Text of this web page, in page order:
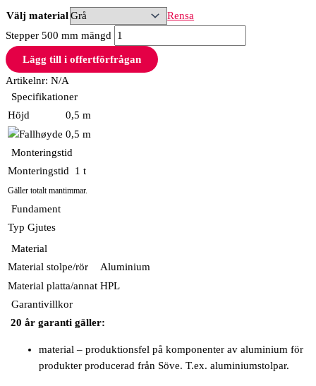
Välj material
Rensa
Stepper 500 mm mängd
Lägg till i offertförfrågan
Artikelnr: N/A
Specifikationer
Höjd
0,5 m
0,5 m
Monteringstid
Monteringstid
1 t
Gäller totalt mantimmar.
Fundament
Typ Gjutes
Material
Material stolpe/rör
Aluminium
Material platta/annat HPL
Garantivillkor
20 år garanti gäller:
material – produktionsfel på komponenter av aluminium för
produkter producerad från Söve. T.ex. aluminiumstolpar.